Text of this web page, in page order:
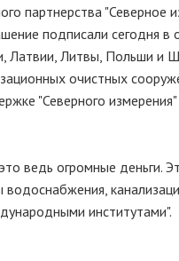
партнерства "Северное
подписали сегодня в
Латвии, Литвы, Польши и
очистных
"Северного
ведь огромные деньги.
институтами".